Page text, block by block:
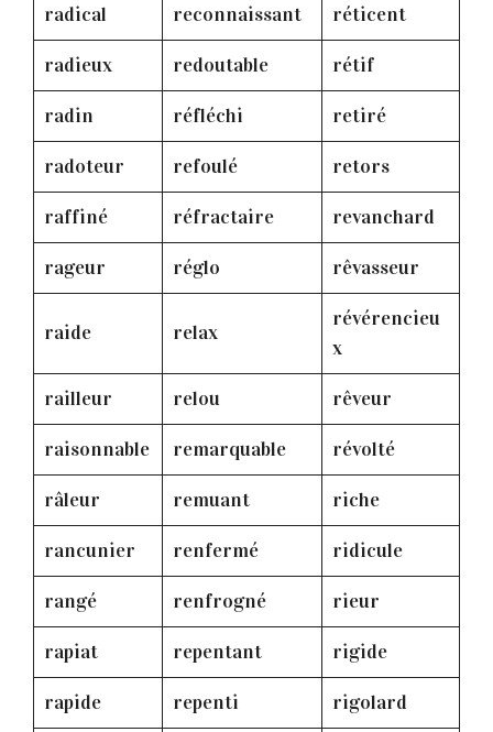
radical reconnaissant réticent
radieux redoutable rétif
radin réfléchi retiré
radoteur refoulé retors
raffiné réfractaire revanchard
rageur réglo rêvasseur
raide relax
révérencieu
x
railleur relou rêveur
raisonnable remarquable révolté
râleur remuant riche
rancunier renfermé ridicule
rangé renfrogné rieur
rapiat repentant rigide
rapide repenti rigolard